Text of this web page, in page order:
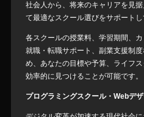
社会人から、将来のキャリアを見
て最適なスクール選びをサポートし
各スクールの授業料、学習期間、
就職・転職サポート、副業支援制
め、あなたの目標や予算、ライフ
効率的に見つけることが可能です。
プログラミングスクール・Webデ